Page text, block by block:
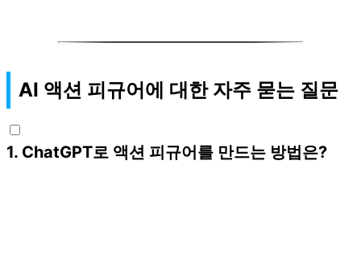
AI 액션 피규어에 대한 자주 묻는 질문
1. ChatGPT로 액션 피규어를 만드는 방법은?